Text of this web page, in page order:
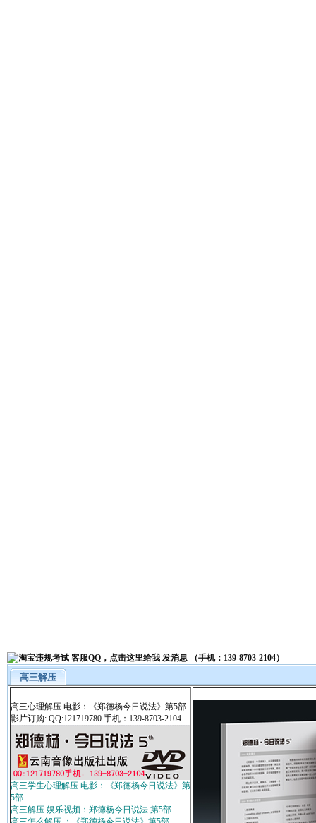
高三解压
高三心理解压 电影：《郑德杨今日说法》第5部
影片订购: QQ:121719780 手机：139-8703-2104
高三学生心理解压 电影：《郑德杨今日说法》第
5部
高三解压 娱乐视频：郑德杨今日说法 第5部